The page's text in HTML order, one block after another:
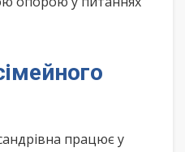
працює у